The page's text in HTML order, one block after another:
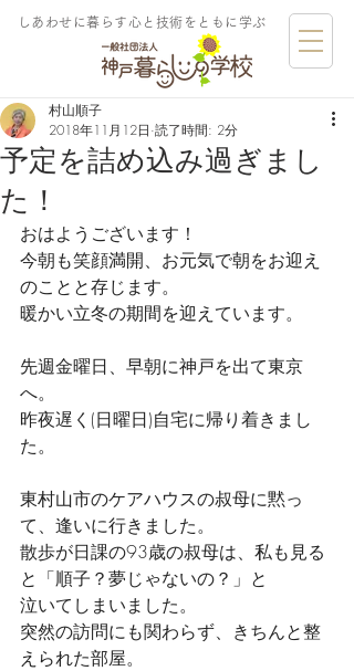
しあわせに暮らす​心と技術をともに学ぶ
予定を詰め込み過ぎまし
た！
村山順子
2018年11月12日 読了時間: 2分
おはようございます！
今朝も笑顔満開、お元気で朝をお迎え
のことと存じます。
暖かい立冬の期間を迎えています。
先週金曜日、早朝に神戸を出て東京
へ。
昨夜遅く(日曜日)自宅に帰り着きまし
た。
東村山市のケアハウスの叔母に黙っ
て、逢いに行きました。
散歩が日課の93歳の叔母は、私も見る
と「順子？夢じゃないの？」と
泣いてしまいました。
突然の訪問にも関わらず、きちんと整
えられた部屋。